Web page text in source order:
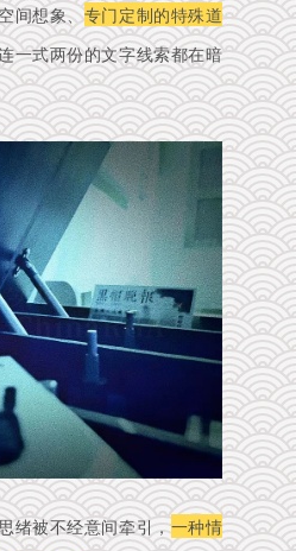
间想象、专门定制的特殊道
一式两份的文字线索都在暗
绪被不经意间牵引，一种情